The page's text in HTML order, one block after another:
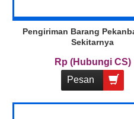
Pengiriman Barang
Sekitarnya
Rp (Hubungi CS)
Pesan